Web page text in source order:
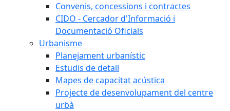
Convenis, concessions i contractes
CIDO - Cercador d'Informació i
Documentació Oficials
Urbanisme
Planejament urbanístic
Estudis de detall
Mapes de capacitat acústica
Projecte de desenvolupament del centre
urbà